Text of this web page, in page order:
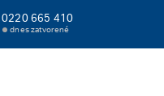
0220 665 410
dnes zatvorené